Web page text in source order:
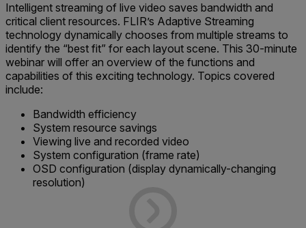
Intelligent streaming of live video saves bandwidth and
critical client resources. FLIR’s Adaptive Streaming
technology dynamically chooses from multiple streams to
identify the “best fit” for each layout scene. This 30-minute
webinar will offer an overview of the functions and
capabilities of this exciting technology. Topics covered
include:
Bandwidth efficiency
System resource savings
Viewing live and recorded video
System configuration (frame rate)
OSD configuration (display dynamically-changing
resolution)